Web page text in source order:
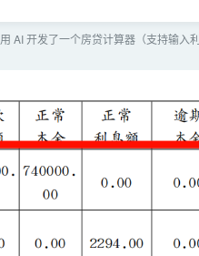
用 AI 开发了一个房贷计算器（支持输入